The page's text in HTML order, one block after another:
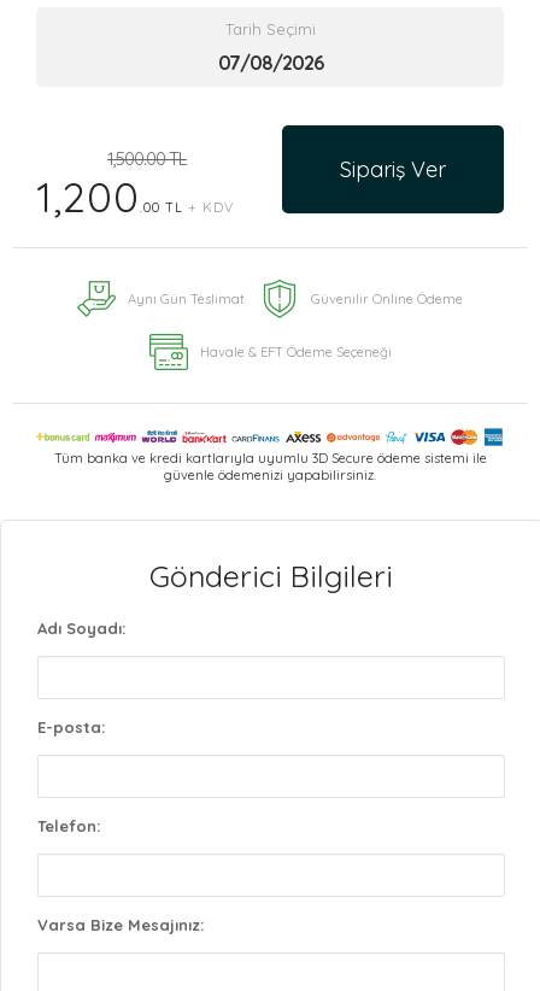
Tarih Seçimi
1,500.00 TL
1,200 .00 TL + KDV
Sipariş Ver
Aynı Gün Teslimat Güvenilir Online Ödeme
Havale & EFT Ödeme Seçeneği
Tüm banka ve kredi kartlarıyla uyumlu 3D Secure ödeme sistemi ile
güvenle ödemenizi yapabilirsiniz.
Gönderici Bilgileri
Adı Soyadı:
E-posta:
Telefon:
Varsa Bize Mesajınız: